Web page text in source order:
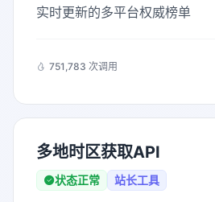
实时更新的多平台权威榜单
751,783 次调用
多地时区获取API
状态正常 站长工具